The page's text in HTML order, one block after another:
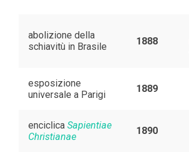
abolizione della
schiavitù in Brasile
1888
esposizione
universale a Parigi
1889
enciclicaSapientiae
Christianae
1890